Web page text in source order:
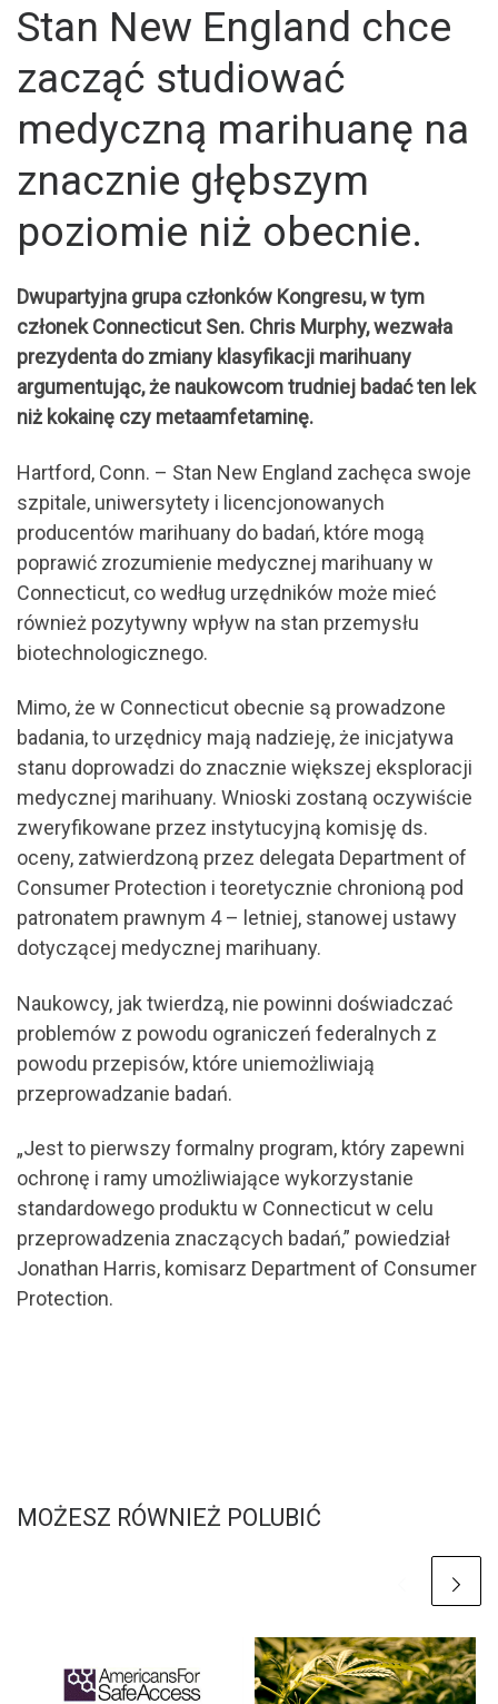
Stan New England chce
zacząć studiować
medyczną marihuanę na
znacznie głębszym
poziomie niż obecnie.
Dwupartyjna grupa członków Kongresu, w tym
członek Connecticut Sen. Chris Murphy, wezwała
prezydenta do zmiany klasyfikacji marihuany
argumentując, że naukowcom trudniej badać ten lek
niż kokainę czy metaamfetaminę.
Hartford, Conn. – Stan New England zachęca swoje
szpitale, uniwersytety i licencjonowanych
producentów marihuany do badań, które mogą
poprawić zrozumienie medycznej marihuany w
Connecticut, co według urzędników może mieć
również pozytywny wpływ na stan przemysłu
biotechnologicznego.
Mimo, że w Connecticut obecnie są prowadzone
badania, to urzędnicy mają nadzieję, że inicjatywa
stanu doprowadzi do znacznie większej eksploracji
medycznej marihuany. Wnioski zostaną oczywiście
zweryfikowane przez instytucyjną komisję ds.
oceny, zatwierdzoną przez delegata Department of
Consumer Protection i teoretycznie chronioną pod
patronatem prawnym 4 – letniej, stanowej ustawy
dotyczącej medycznej marihuany.
Naukowcy, jak twierdzą, nie powinni doświadczać
problemów z powodu ograniczeń federalnych z
powodu przepisów, które uniemożliwiają
przeprowadzanie badań.
„Jest to pierwszy formalny program, który zapewni
ochronę i ramy umożliwiające wykorzystanie
standardowego produktu w Connecticut w celu
przeprowadzenia znaczących badań,” powiedział
Jonathan Harris, komisarz Department of Consumer
Protection.
MOŻESZ RÓWNIEŻ POLUBIĆ